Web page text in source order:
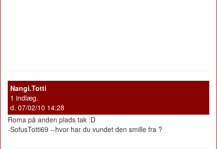
Nangi.Totti
1 indlæg.
d. 07/02/10 14:28
Roma på anden plads tak :D
-SofusTotti69 --hvor har du vundet den smille fra ?